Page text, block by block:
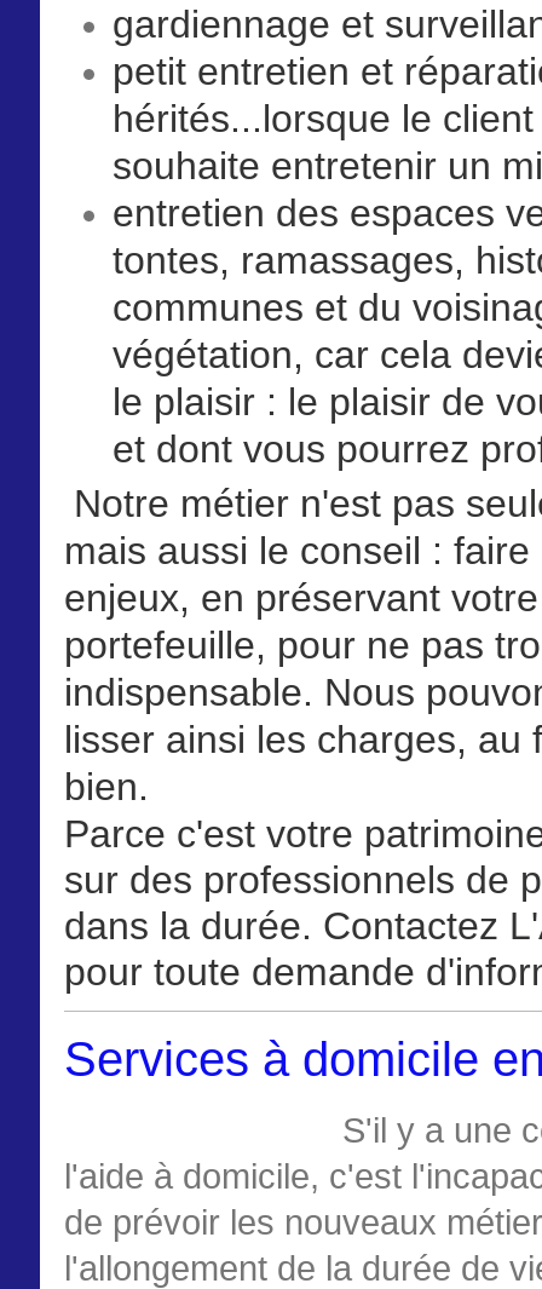
gardiennage et
petit entretien et
hérités...lorsque le
souhaite entretenir un
entretien des espaces
tontes, ramassages,
communes et du
végétation, car cela
le plaisir : le plaisir de
et dont vous pourrez
Notre métier n'est pas
mais aussi le conseil :
enjeux, en préservant
portefeuille, pour ne pas
indispensable. Nous
lisser ainsi les charges, au
bien.
Parce c'est votre
sur des professionnels de
dans la durée. Contactez
pour toute demande
Services à domicile
S'il y a une
l'aide à domicile, c'est
de prévoir les nouveaux
l'allongement de la durée de